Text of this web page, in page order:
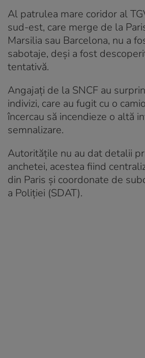
Al patrulea mare coridor al
sud-est, care merge de la
Marsilia sau Barcelona, nu a
sabotaje, deşi a fost
tentativă.
Angajaţi de la SNCF au
indivizi, care au fugit cu o
încercau să incendieze o altă
semnalizare.
Autorităţile nu au dat detalii
anchetei, acestea fiind
din Paris şi coordonate de
a Poliţiei (SDAT).